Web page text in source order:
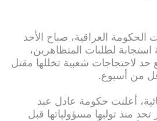
الحكومة العراقية، صباح الأحد
استجابة لطلبات المتظاهرين،
لاحتجاجات شعبية تخللها مقتل
أعلنت حكومة عادل عبد
تحد منذ توليها مسؤولياتها قبل